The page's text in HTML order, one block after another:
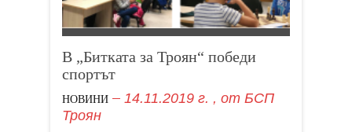
В „Битката за Троян“ победи
спортът
НОВИНИ 14.11.2019 г. , от БСП
Троян